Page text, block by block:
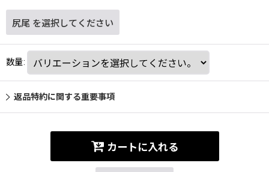
尻尾 を選択してください
数量:
返品特約に関する重要事項
カートに入れる